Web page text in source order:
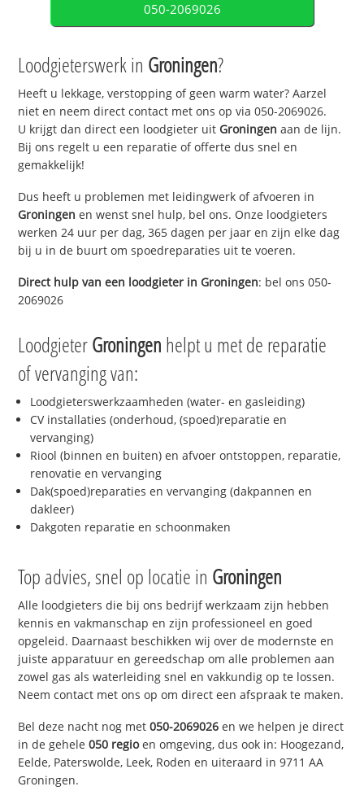
050-2069026
Loodgieterswerk in Groningen?
Heeft u lekkage, verstopping of geen warm water? Aarzel
niet en neem direct contact met ons op via 050-2069026.
U krijgt dan direct een loodgieter uit Groningen aan de lijn.
Bij ons regelt u een reparatie of offerte dus snel en
gemakkelijk!
Dus heeft u problemen met leidingwerk of afvoeren in
Groningen en wenst snel hulp, bel ons. Onze loodgieters
werken 24 uur per dag, 365 dagen per jaar en zijn elke dag
bij u in de buurt om spoedreparaties uit te voeren.
Direct hulp van een loodgieter in Groningen: bel ons 050-
2069026
LoodgieterGroningen helpt u met de reparatie
of vervanging van:
Loodgieterswerkzaamheden (water- en gasleiding)
CV installaties (onderhoud, (spoed)reparatie en
vervanging)
Riool (binnen en buiten) en afvoer ontstoppen, reparatie,
renovatie en vervanging
Dak(spoed)reparaties en vervanging (dakpannen en
dakleer)
Dakgoten reparatie en schoonmaken
Top advies, snel op locatie in Groningen
Alle loodgieters die bij ons bedrijf werkzaam zijn hebben
kennis en vakmanschap en zijn professioneel en goed
opgeleid. Daarnaast beschikken wij over de modernste en
juiste apparatuur en gereedschap om alle problemen aan
zowel gas als waterleiding snel en vakkundig op te lossen.
Neem contact met ons op om direct een afspraak te maken.
Bel deze nacht nog met050-2069026 en we helpen je direct
in de gehele050 regioen omgeving, dus ook in: Hoogezand,
Eelde, Paterswolde, Leek, Roden en uiteraard in 9711 AA
Groningen.